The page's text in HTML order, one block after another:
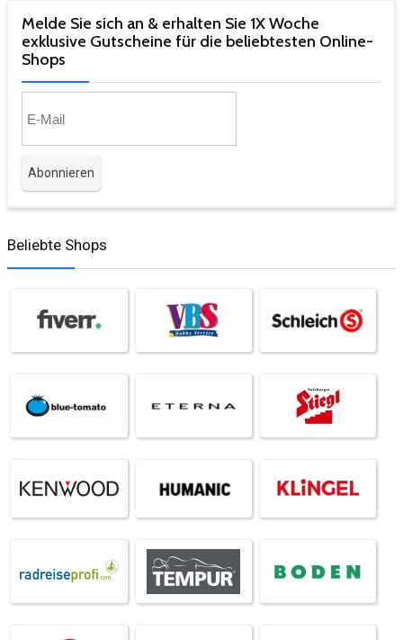
Melde Sie sich an & erhalten Sie 1X Woche
exklusive Gutscheine für die beliebtesten Online-
Shops​
Beliebte Shops